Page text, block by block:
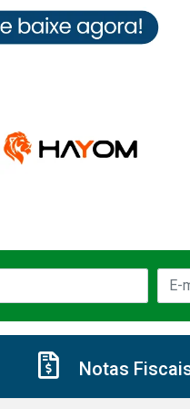
Notas